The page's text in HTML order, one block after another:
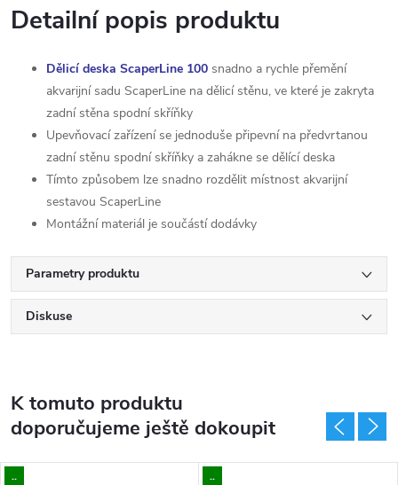
Detailní popis produktu
Dělicí deska ScaperLine 100 snadno a rychle přemění
akvarijní sadu ScaperLine na dělicí stěnu, ve které je zakryta
zadní stěna spodní skříňky
Upevňovací zařízení se jednoduše připevní na předvrtanou
zadní stěnu spodní skříňky a zahákne se dělící deska
Tímto způsobem lze snadno rozdělit místnost akvarijní
sestavou ScaperLine
Montážní materiál je součástí dodávky
Parametry produktu
Diskuse
K tomuto produktu
doporučujeme ještě dokoupit
.. ..